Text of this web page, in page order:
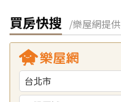
買房快搜 /樂屋網提供